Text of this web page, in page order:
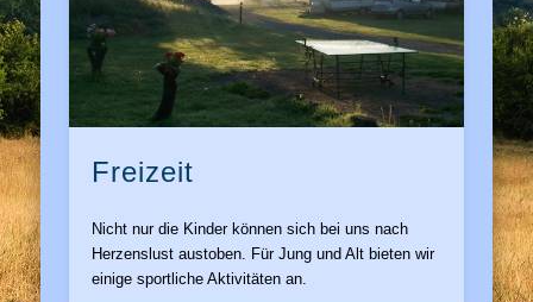
Freizeit
Nicht nur die Kinder können sich bei uns nach
Herzenslust austoben. Für Jung und Alt bieten wir
einige sportliche Aktivitäten an.